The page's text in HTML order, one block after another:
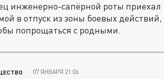
инженерно-сапёрной роты приехал
в отпуск из зоны боевых действий,
попрощаться с родными.
07 ЯНВАРЯ 21:06